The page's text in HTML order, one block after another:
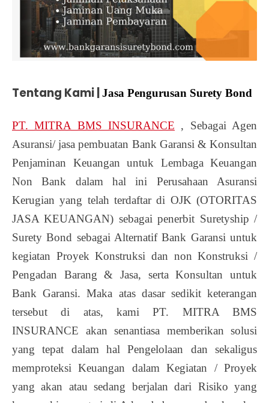
Tentang Kami | Jasa Pengurusan Surety Bond
PT. MITRA BMS INSURANCE , Sebagai Agen
Asuransi/ jasa pembuatan Bank Garansi & Konsultan
Penjaminan Keuangan untuk Lembaga Keuangan
Non Bank dalam hal ini Perusahaan Asuransi
Kerugian yang telah terdaftar di OJK (OTORITAS
JASA KEUANGAN) sebagai penerbit Suretyship /
Surety Bond sebagai Alternatif Bank Garansi untuk
kegiatan Proyek Konstruksi dan non Konstruksi /
Pengadan Barang & Jasa, serta Konsultan untuk
Bank Garansi. Maka atas dasar sedikit keterangan
tersebut di atas, kami PT. MITRA BMS
INSURANCE akan senantiasa memberikan solusi
yang tepat dalam hal Pengelolaan dan sekaligus
memproteksi Keuangan dalam Kegiatan / Proyek
yang akan atau sedang berjalan dari Risiko yang